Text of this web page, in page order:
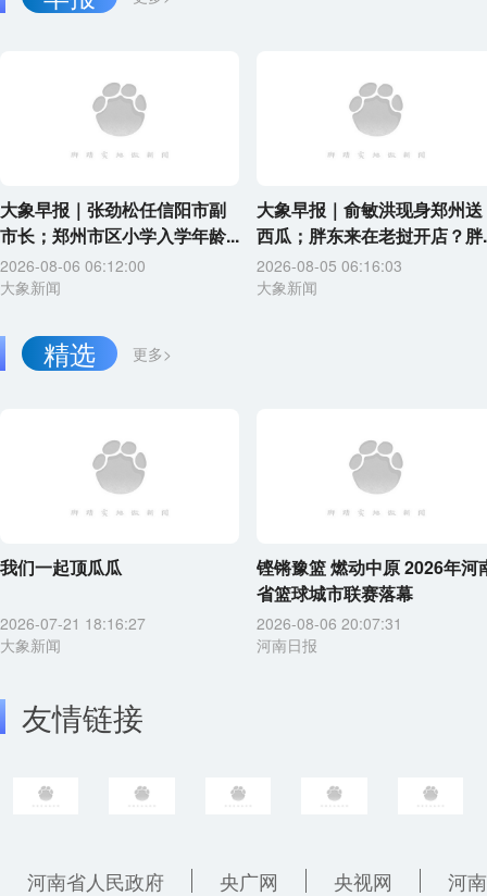
大象早报｜张劲松任信阳市副
市长；郑州市区小学入学年龄...
2026-08-06 06:12:00
大象新闻
大象早报｜俞敏洪现身郑州送
西瓜；胖东来在老挝开店？胖
2026-08-05 06:16:03
大象新闻
更多>
精选
我们一起顶瓜瓜
2026-07-21 18:16:27
大象新闻
铿锵豫篮 燃动中原 2026年河
省篮球城市联赛落幕
2026-08-06 20:07:31
河南日报
友情链接
河南省人民政府 央广网 央视网
河